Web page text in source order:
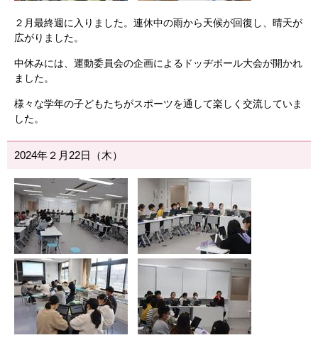
２月最終週に入りました。連休中の雨から天候が回復し、晴天が
広がりました。
中休みには、運動委員会の企画によるドッヂボール大会が開かれ
ました。
様々な学年の子どもたちがスポーツを通して楽しく交流していま
した。
2024年２月22日（木）